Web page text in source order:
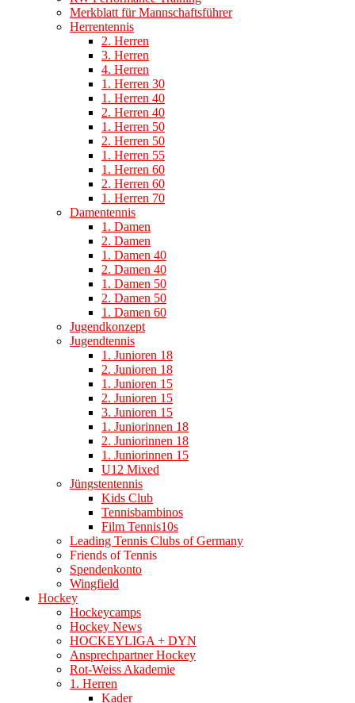
Merkblatt für Mannschaftsführer
Herrentennis
2. Herren
3. Herren
4. Herren
1. Herren 30
1. Herren 40
2. Herren 40
1. Herren 50
2. Herren 50
1. Herren 55
1. Herren 60
2. Herren 60
1. Herren 70
Damentennis
1. Damen
2. Damen
1. Damen 40
2. Damen 40
1. Damen 50
2. Damen 50
1. Damen 60
Jugendkonzept
Jugendtennis
1. Junioren 18
2. Junioren 18
1. Junioren 15
2. Junioren 15
3. Junioren 15
1. Juniorinnen 18
2. Juniorinnen 18
1. Juniorinnen 15
U12 Mixed
Jüngstentennis
Kids Club
Tennisbambinos
Film Tennis10s
Leading Tennis Clubs of Germany
Friends of Tennis
Spendenkonto
Wingfield
Hockey
Hockeycamps
Hockey News
HOCKEYLIGA + DYN
Ansprechpartner Hockey
Rot-Weiss Akademie
1. Herren
Kader